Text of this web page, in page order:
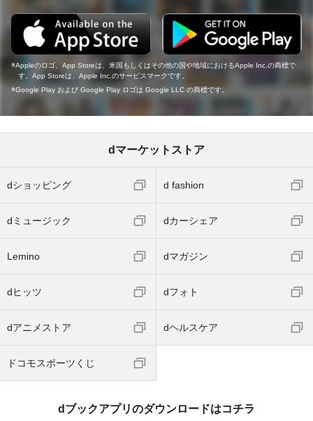
Appleのロゴ、App Storeは、米国もしくはその他の国や地域におけるApple Inc.の商標で
す。App Storeは、Apple Inc.のサービスマークです。
Google Play および Google Play ロゴは Google LLC の商標です。
dマーケットストア
dショッピング d fashion
dミュージック dカーシェア
Lemino dマガジン
dヒッツ dフォト
dアニメストア dヘルスケア
ドコモスポーツくじ
dブックアプリのダウンロードはコチラ